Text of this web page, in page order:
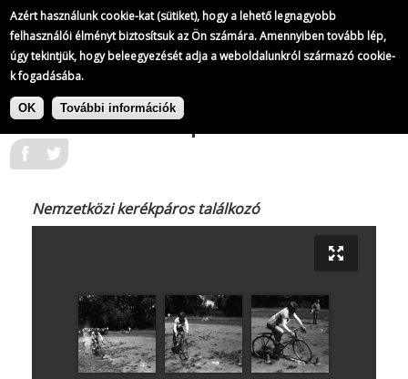
Azért használunk cookie-kat (sütiket), hogy a lehető legnagyobb
felhasználói élményt biztosítsuk az Ön számára. Amennyiben tovább lép,
úgy tekintjük, hogy beleegyezését adja a weboldalunkról származó cookie-
k fogadásába.
OK További információk
Ugrás
Magyar Rendőr fotóarchívum
10/39
Magyar Rendőr fotóarchívum
Nemzetközi kerékpáros találkozó
Nemzetközi kerékpáros találkozó